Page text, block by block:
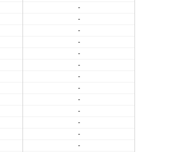
-
-
-
-
-
-
-
-
-
-
-
-
-